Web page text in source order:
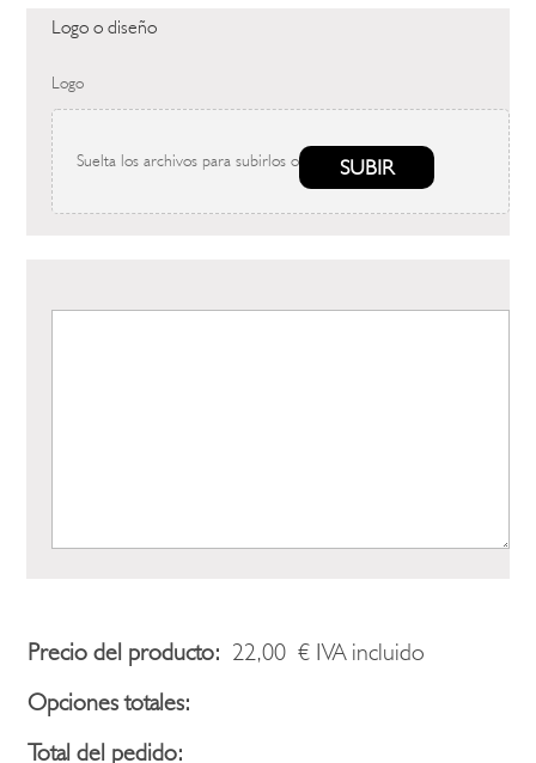
Logo o diseño
Logo
Suelta los archivos para subirlos o SUBIR
Precio del producto: 22,00€ IVA incluido
Opciones totales:
Total del pedido: